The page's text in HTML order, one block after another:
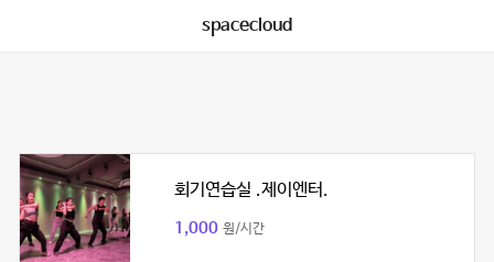
spacecloud
회기연습실 .제이엔터.
1,000 원/시간